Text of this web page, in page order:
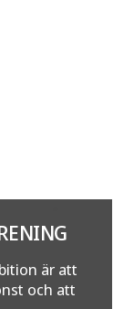
är att
och att